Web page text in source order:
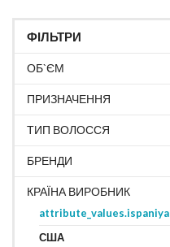
ФІЛЬТРИ
ОБ`ЄМ
ПРИЗНАЧЕННЯ
ТИП ВОЛОССЯ
БРЕНДИ
КРАЇНА ВИРОБНИК
attribute_values.ispaniya
США